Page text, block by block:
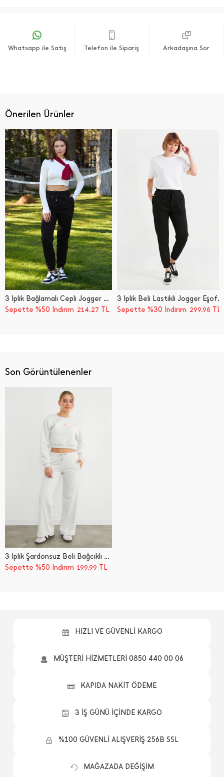
Whatsapp ile Satış Telefon ile Sipariş Arkadaşına Sor
Önerilen Ürünler
3 İ̇plik Bağlamalı Cepli Jogger Eşofman Altı
Sepette %50 İndirim 214,27 TL
3 İ̇plik Beli Lastikli Jogger Eşofman Altı
Sepette %30 İndirim 299,98 TL
Son Görüntülenenler
3 İ̇plik Şardonsuz Beli Bağcıklı Palazzo Eşofman Altı
Sepette %50 İndirim 199,99 TL
HIZLI VE GÜVENLİ KARGO
MÜŞTERİ HİZMETLERİ 0850 440 00 06
KAPIDA NAKİT ÖDEME
3 İŞ GÜNÜ İÇİNDE KARGO
%100 GÜVENLİ ALIŞVERİŞ 256B SSL
MAĞAZADA DEĞİŞİM